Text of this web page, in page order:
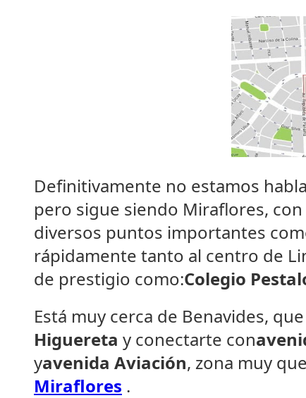
Definitivamente no estamos
pero sigue siendo Miraflores,
diversos puntos importantes
rápidamente tanto al centro de
de prestigio como:Colegio
Está muy cerca de Benavides,
Higuereta y conectarte con
yavenida Aviación, zona muy
Miraflores .